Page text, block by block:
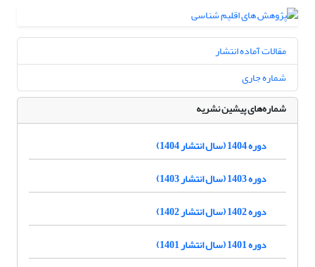
مقالات آماده انتشار
شماره جاری
شماره‌های پیشین نشریه
دوره 1404 (سال انتشار 1404)
دوره 1403 (سال انتشار 1403)
دوره 1402 (سال انتشار 1402)
دوره 1401 (سال انتشار 1401)